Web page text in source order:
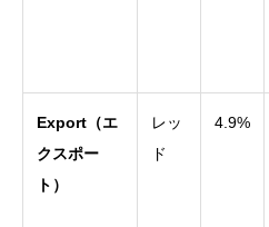
Export（エ
クスポー
ト）
レッ
ド
4.9%